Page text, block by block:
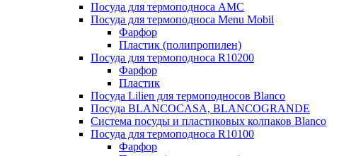
Посуда для термоподноса AMC
Посуда для термоподноса Menu Mobil
Фарфор
Пластик (полипропилен)
Посуда для термоподноса R10200
Фарфор
Пластик
Посуда Lilien для термоподносов Blanco
Посуда BLANCOCASA, BLANCOGRANDE
Система посуды и пластиковых колпаков Blanco
Посуда для термоподноса R10100
Фарфор